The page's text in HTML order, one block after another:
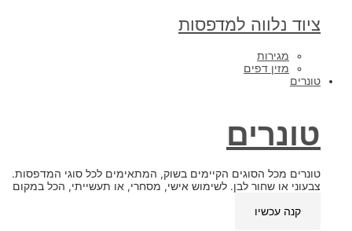
ציוד נלווה למדפסות
מגירות
מזין דפים
טונרים
טונרים
טונרים מכל הסוגים הקיימים בשוק, המתאימים לכל סוגי המדפסות.
צבעוני או שחור לבן. לשימוש אישי, מסחרי, או תעשייתי, הכל במקום
קנה עכשיו